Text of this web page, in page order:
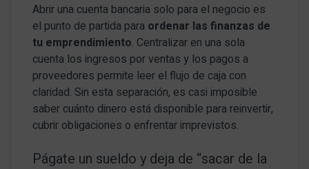
Abrir una cuenta bancaria solo para el negocio es
el punto de partida para ordenar las finanzas de
tu emprendimiento. Centralizar en una sola
cuenta los ingresos por ventas y los pagos a
proveedores permite leer el flujo de caja con
claridad. Sin esta separación, es casi imposible
saber cuánto dinero está disponible para reinvertir,
cubrir obligaciones o enfrentar imprevistos.
Págate un sueldo y deja de “sacar de la